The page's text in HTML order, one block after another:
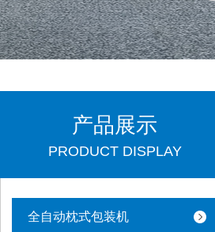
产品展示
PRODUCT DISPLAY
全自动枕式包装机